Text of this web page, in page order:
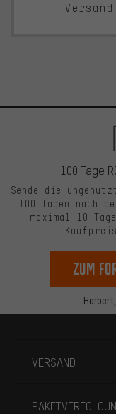
Versand.
Herbert,
100 Tage
Sende die
100 Tagen nach
maximal 10
zum
VERSAND